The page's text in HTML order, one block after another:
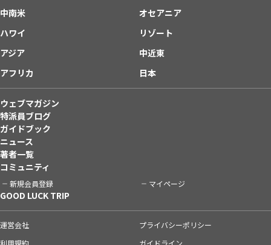
中南米
オセアニア
ハワイ
リゾート
アジア
中近東
アフリカ
日本
ウェブマガジン
特派員ブログ
ガイドブック
ニュース
著者一覧
コミュニティ
新規会員登録 マイページ
GOOD LUCK TRIP
運営会社
プライバシーポリシー
利用規約
ガイドライン